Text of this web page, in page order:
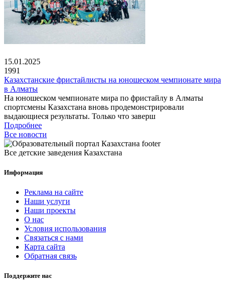
15.01.2025
1991
Казахстанские фристайлисты на юношеском чемпионате мира
в Алматы
На юношеском чемпионате мира по фристайлу в Алматы
спортсмены Казахстана вновь продемонстрировали
выдающиеся результаты. Только что заверш
Подробнее
Все новости
Все детские заведения Казахстана
Информация
Реклама на сайте
Наши услуги
Наши проекты
О нас
Условия использования
Связаться с нами
Карта сайта
Обратная связь
Поддержите нас